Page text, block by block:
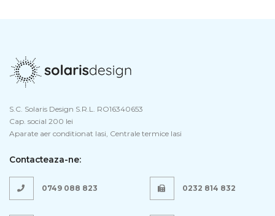
S.C. Solaris Design S.R.L. RO16340653
Cap. social 200 lei
Aparate aer conditionat Iasi, Centrale termice Iasi
Contacteaza-ne:
0749 088 823 0232 814 832